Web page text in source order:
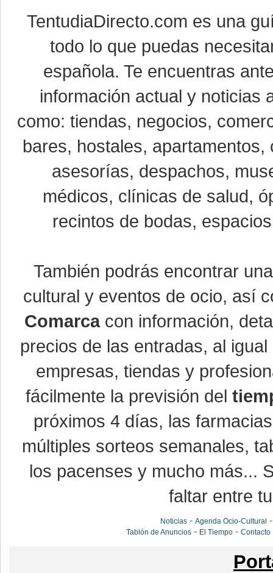
TentudiaDirecto.com es una
todo lo que puedas
española. Te encuentras
información actual y noticias
como: tiendas, negocios,
bares, hostales,
asesorías, despachos,
médicos, clínicas de salud,
recintos de bodas,
También podrás encontrar
cultural y eventos de ocio, así
Comarcacon información,
precios de las entradas, al
empresas, tiendas y
fácilmente la previsión del
próximos 4 días, las
múltiples sorteos semanales,
los pacenses y mucho más...
faltar entre
Noticias -Agenda Ocio-Cultural
Tablón de Anuncios - El Tiempo -Contacto